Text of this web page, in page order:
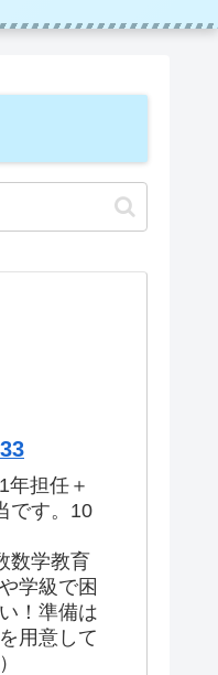
年担任＋
です。10
数学教育
学級で困
！準備は
用意して